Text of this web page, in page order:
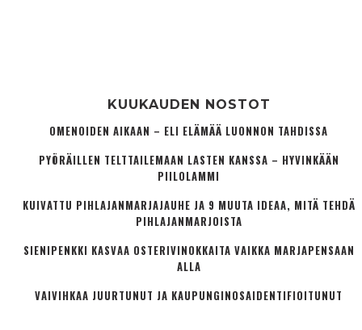
KUUKAUDEN NOSTOT
OMENOIDEN AIKAAN – ELI ELÄMÄÄ LUONNON TAHDISSA
PYÖRÄILLEN TELTTAILEMAAN LASTEN KANSSA – HYVINKÄÄN
PIILOLAMMI
KUIVATTU PIHLAJANMARJAJAUHE JA 9 MUUTA IDEAA, MITÄ TEHDÄ
PIHLAJANMARJOISTA
SIENIPENKKI KASVAA OSTERIVINOKKAITA VAIKKA MARJAPENSAAN
ALLA
VAIVIHKAA JUURTUNUT JA KAUPUNGINOSA­IDENTIFIOITUNUT